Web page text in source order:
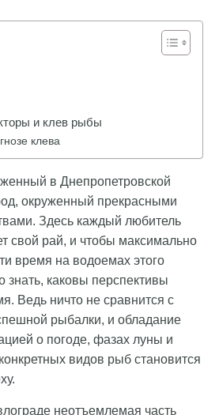
и клев рыбы
клева
в Днепропетровской
окруженный прекрасными
Здесь каждый любитель
свой рай, и чтобы максимально
время на водоемах этого
знать, каковы перспективы
Ведь ничто не сравнится с
рыбалки, и обладание
о погоде, фазах луны и
видов рыб становится
неотъемлемая часть